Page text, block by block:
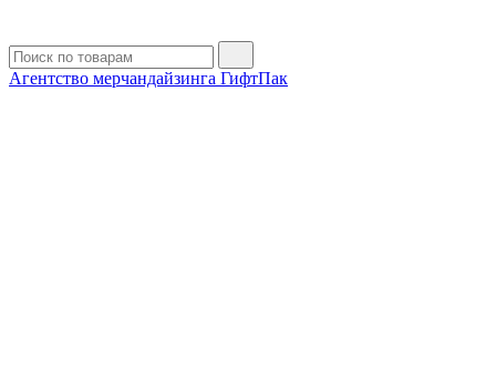
Агентство мерчандайзинга ГифтПак